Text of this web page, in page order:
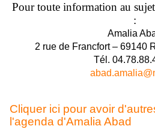
Pour toute information au
:
Amalia
2 rue de Francfort – 69140
Tél.
Cliquer ici pour avoir
l'agenda d'Amalia Abad